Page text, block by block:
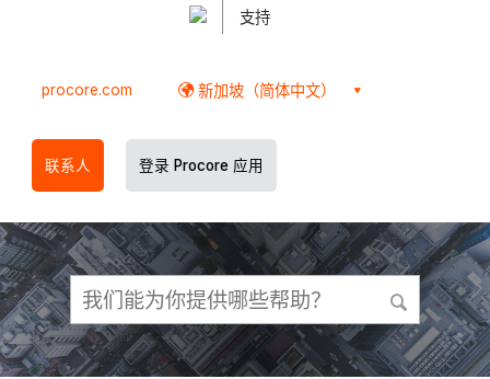
支持
procore.com 新加坡（简体中文）
联系人 登录 Procore 应用